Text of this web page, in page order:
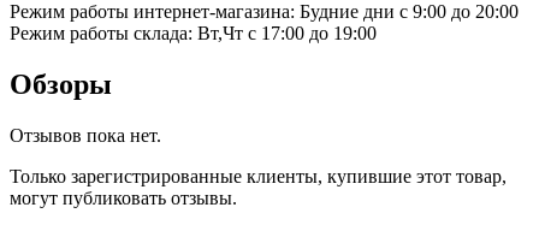
Режим работы интернет-магазина: Будние дни с 9:00 до 20:00
Режим работы склада: Вт,Чт с 17:00 до 19:00
Обзоры
Отзывов пока нет.
Только зарегистрированные клиенты, купившие этот товар,
могут публиковать отзывы.